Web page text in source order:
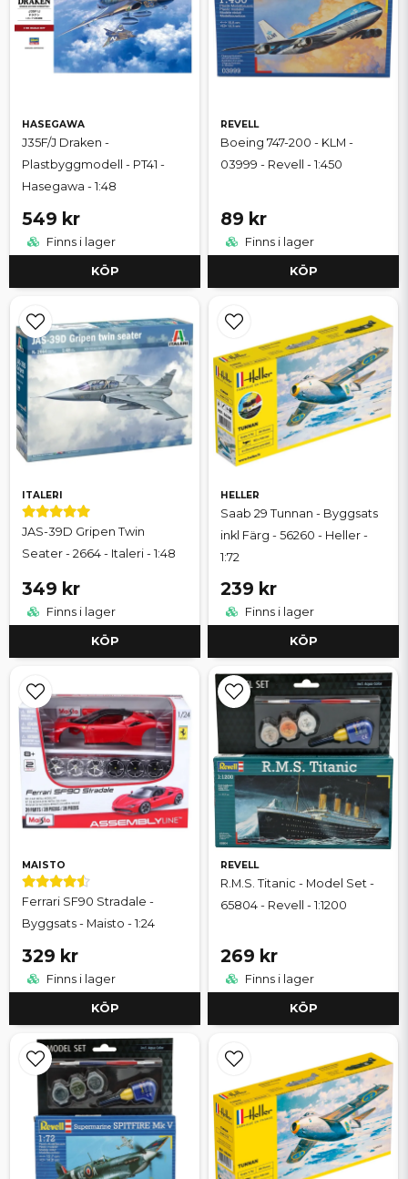
HASEGAWA
J35F/J Draken -
Plastbyggmodell - PT41 -
Hasegawa - 1:48
549 kr
Finns i lager
KÖP
REVELL
Boeing 747-200 - KLM -
03999 - Revell - 1:450
89 kr
Finns i lager
KÖP
ITALERI
JAS-39D Gripen Twin
Seater - 2664 - Italeri - 1:48
349 kr
Finns i lager
KÖP
HELLER
Saab 29 Tunnan - Byggsats
inkl Färg - 56260 - Heller -
1:72
239 kr
Finns i lager
KÖP
MAISTO
Ferrari SF90 Stradale -
Byggsats - Maisto - 1:24
329 kr
Finns i lager
KÖP
REVELL
R.M.S. Titanic - Model Set -
65804 - Revell - 1:1200
269 kr
Finns i lager
KÖP